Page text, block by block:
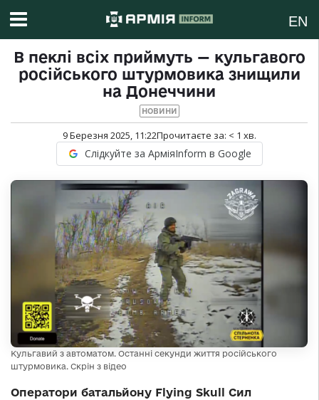
EN
В пеклі всіх приймуть — кульгавого
російського штурмовика знищили
на Донеччини
НОВИНИ
9 Березня 2025, 11:22Прочитаєте за: < 1 хв.
Слідкуйте за АрміяInform в Google
Кульгавий з автоматом. Останні секунди життя російського
штурмовика. Скрін з відео
Оператори батальйону Flying Skull Сил